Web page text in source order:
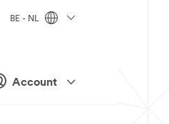
Account
BE - NL